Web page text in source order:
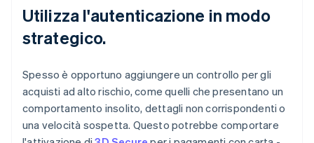
Utilizza l'autenticazione in modo
strategico.
Spesso è opportuno aggiungere un controllo per gli
acquisti ad alto rischio, come quelli che presentano un
comportamento insolito, dettagli non corrispondenti o
una velocità sospetta. Questo potrebbe comportare